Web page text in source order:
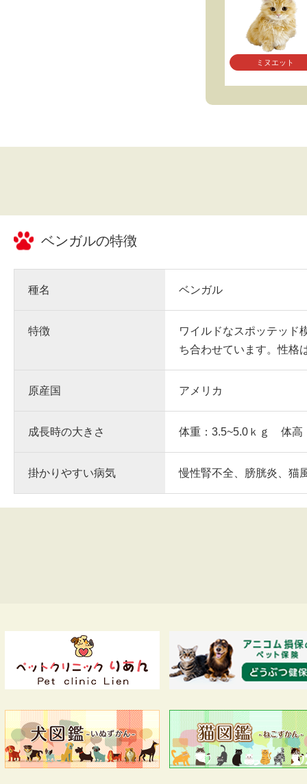
ミヌエット
ベンガルの特徴
種名 ベンガル
特徴
ワイルドなスポッテッド
ち合わせています。性格
原産国 アメリカ
成長時の大きさ 体重：3.5~5.0ｋｇ 体高
掛かりやすい病気 慢性腎不全、膀胱炎、猫